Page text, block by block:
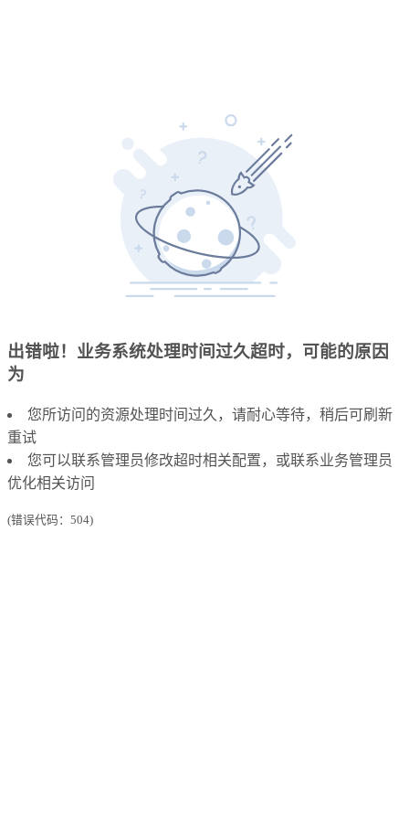
出错啦！业务系统处理时间过久超时，可能的原因
为
您所访问的资源处理时间过久，请耐心等待，稍后可刷新
重试
您可以联系管理员修改超时相关配置，或联系业务管理员
优化相关访问
(错误代码：504)